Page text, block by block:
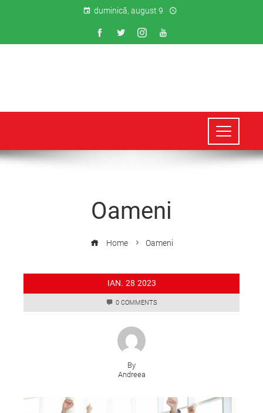
duminică, august 9
Oameni
Home Oameni
IAN. 28 2023
0 COMMENTS
By
Andreea